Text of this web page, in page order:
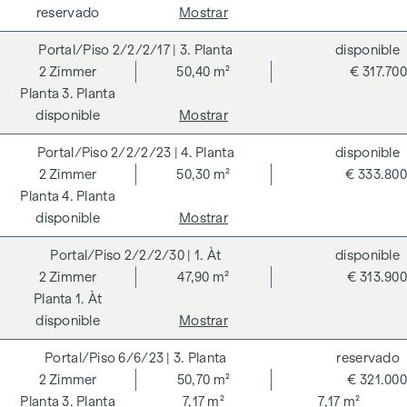
sostenible y el bienestar de los futuros residentes son el
centro de los GRAND GARDENS. Las certificaciones
independientes hacen transparente una estrategia holística
de sostenibilidad. El comprador de un condominio
certificado por el DGNB (Consejo Alemán de Construcción
Sostenible) se beneficia de diversas ventajas que abarcan
aspectos ecológicos, económicos y socioculturales. En la
página siguiente encontrará algunas de las principales
ventajas.
COSTES ADICIONALES
En aras del buen orden, nos gustaría señalar que, a menos
que se indique lo contrario en la oferta, se deberá abonar
una comisión al finalizar con éxito la transacción según las
BGBI. 262 y 297/1996 - es decir, el 3% del precio de compra
más el 20% de IVA. Esta obligación de comisión también se
aplica si transmite a terceros la información que se le ha
reservado Mostrar
2/2/2/17 | 3. Planta
3. Planta
2 Zimmer 50,40 m² € 317.700
disponible
disponible
Mostrar
2/2/2/23 | 4. Planta
4. Planta
2 Zimmer 50,30 m² € 333.800
disponible
disponible
Mostrar
2/2/2/30 | 1. Àt
1. Àt
2 Zimmer 47,90 m² € 313.900
disponible
disponible
Mostrar
6/6/23 | 3. Planta
3. Planta
2 Zimmer
50,70 m²
7,17 m²
7,17 m²
€ 321.000
reservado